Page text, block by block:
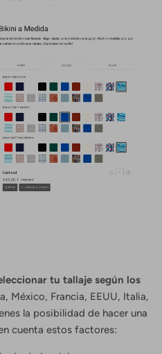
tu tallaje según los
México, Francia, EEUU, Italia,
la posibilidad de hacer una
cuenta estos factores: